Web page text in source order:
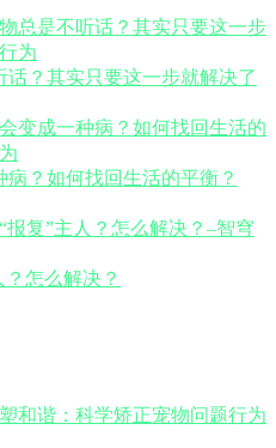
？其实只要这一步就解决了
？如何找回生活的平衡？
怎么解决？